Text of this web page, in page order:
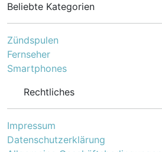
Beliebte Kategorien
Zündspulen
Fernseher
Smartphones
Rechtliches
Impressum
Datenschutzerklärung